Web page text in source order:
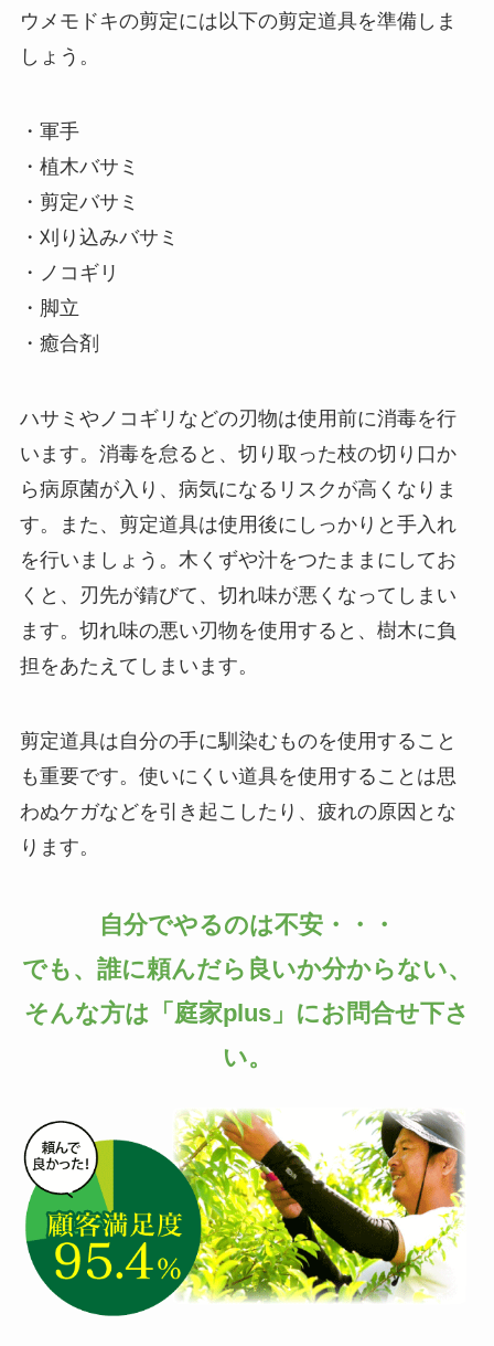
ウメモドキの剪定には以下の剪定道具を準備しま
しょう。
・軍手
・植木バサミ
・剪定バサミ
・刈り込みバサミ
・ノコギリ
・脚立
・癒合剤
ハサミやノコギリなどの刃物は使用前に消毒を行
います。消毒を怠ると、切り取った枝の切り口か
ら病原菌が入り、病気になるリスクが高くなりま
す。また、剪定道具は使用後にしっかりと手入れ
を行いましょう。木くずや汁をつたままにしてお
くと、刃先が錆びて、切れ味が悪くなってしまい
ます。切れ味の悪い刃物を使用すると、樹木に負
担をあたえてしまいます。
剪定道具は自分の手に馴染むものを使用すること
も重要です。使いにくい道具を使用することは思
わぬケガなどを引き起こしたり、疲れの原因とな
ります。
自分でやるのは不安・・・
でも、誰に頼んだら良いか分からない、
そんな方は「庭家plus」にお問合せ下さ
い。